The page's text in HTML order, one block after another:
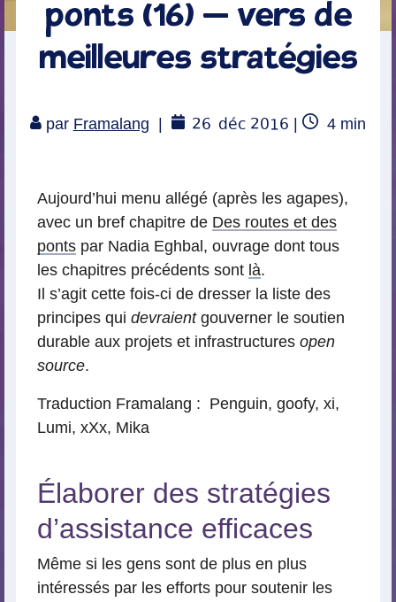
ponts (16) – vers de
meilleures stratégies
par Framalang 26 déc 2016 |
Temps
4 min
Aujourd’hui menu allégé (après les agapes),
avec un bref chapitre de Des routes et des
ponts par Nadia Eghbal, ouvrage dont tous
les chapitres précédents sont là.
Il s’agit cette fois-ci de dresser la liste des
principes qui devraientgouverner le soutien
durable aux projets et infrastructures open
source.
Traduction Framalang : Penguin, goofy, xi,
Lumi, xXx, Mika
Élaborer des stratégies
d’assistance efficaces
Même si les gens sont de plus en plus
intéressés par les efforts pour soutenir les